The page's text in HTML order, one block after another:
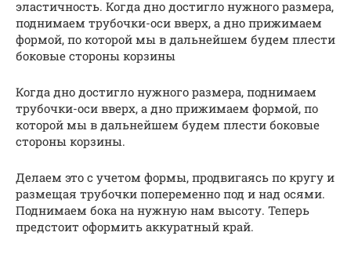
эластичность. Когда дно достигло нужного размера,
поднимаем трубочки-оси вверх, а дно прижимаем
формой, по которой мы в дальнейшем будем плести
боковые стороны корзины
Когда дно достигло нужного размера, поднимаем
трубочки-оси вверх, а дно прижимаем формой, по
которой мы в дальнейшем будем плести боковые
стороны корзины.
Делаем это с учетом формы, продвигаясь по кругу и
размещая трубочки попеременно под и над осями.
Поднимаем бока на нужную нам высоту. Теперь
предстоит оформить аккуратный край.